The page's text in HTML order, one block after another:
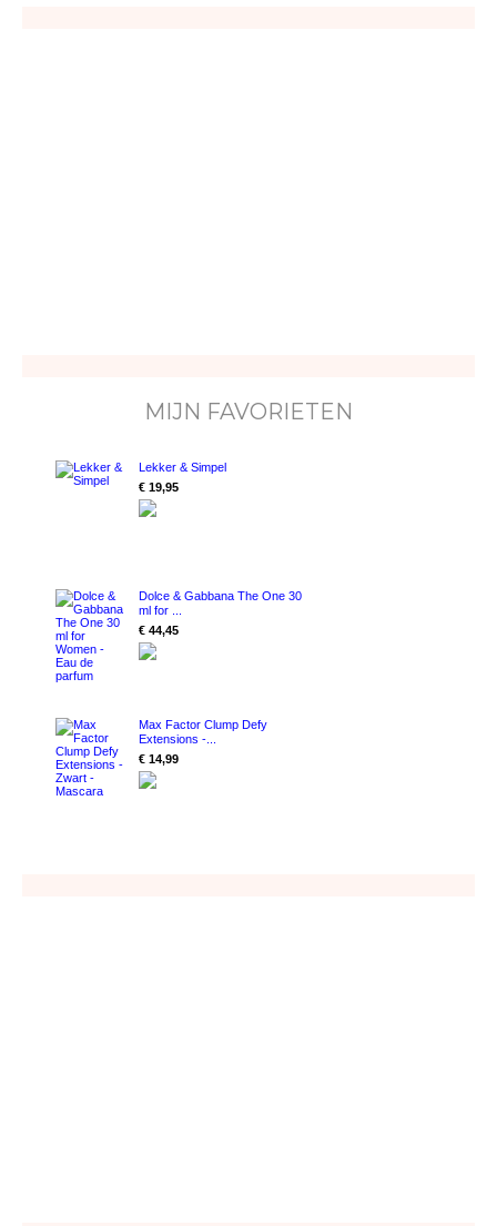
MIJN FAVORIETEN
Lekker & Simpel
€ 19,95
Dolce & Gabbana The One 30
ml for ...
€ 44,45
Max Factor Clump Defy
Extensions -...
€ 14,99